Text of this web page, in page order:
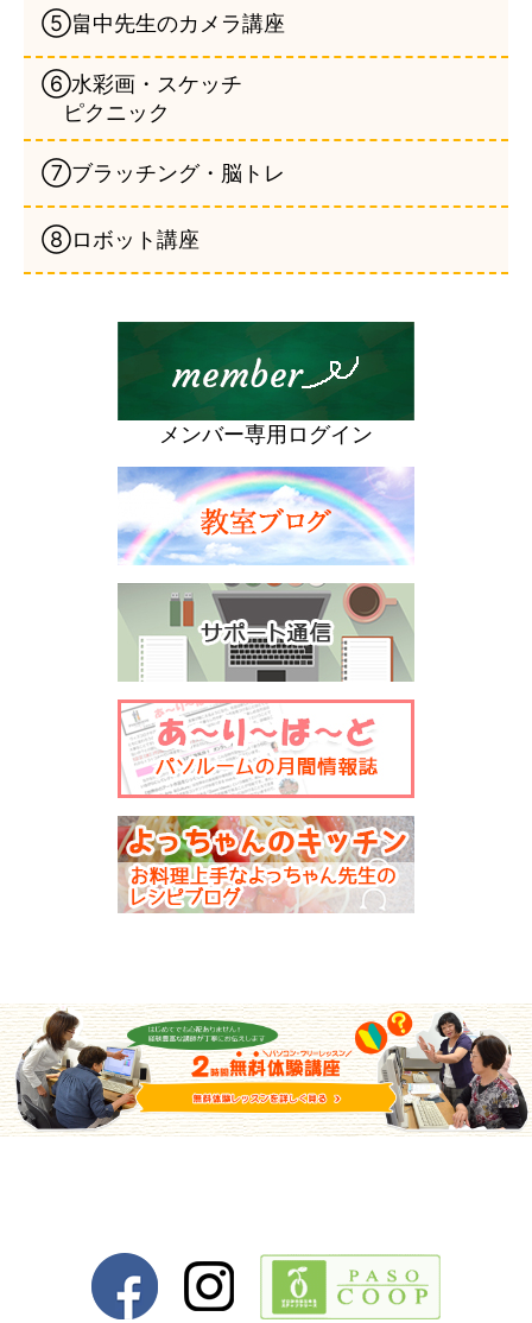
⑤畠中先生のカメラ講座
⑥水彩画・スケッチ
ピクニック
⑦ブラッチング・脳トレ
⑧ロボット講座
メンバー専用ログイン